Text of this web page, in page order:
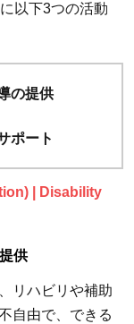
以下3つの活動
の提供
ポート
| Disability
供
リハビリや補助
自由で、できる